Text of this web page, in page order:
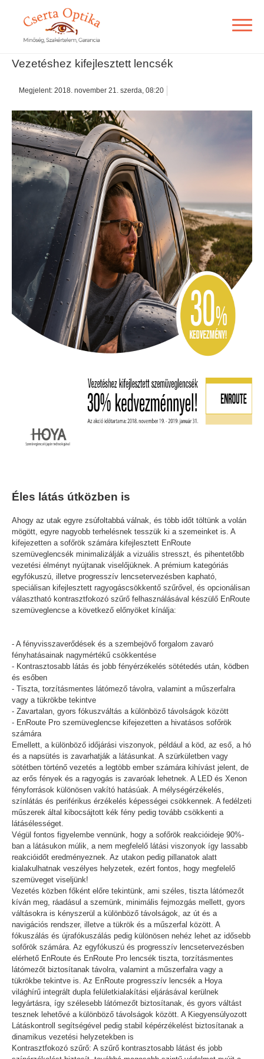
Vezetéshez kifejlesztett lencsék
Megjelent: 2018. november 21. szerda, 08:20
Éles látás útközben is
Ahogy az utak egyre zsúfoltabbá válnak, és több időt töltünk a volán
mögött, egyre nagyobb terhelésnek tesszük ki a szemeinket is. A
kifejezetten a sofőrök számára kifejlesztett EnRoute
szemüveglencsék minimalizálják a vizuális stresszt, és pihentetőbb
vezetési élményt nyújtanak viselőjüknek. A prémium kategóriás
egyfókuszú, illetve progresszív lencsetervezésben kapható,
speciálisan kifejlesztett ragyogáscsökkentő szűrővel, és opcionálisan
választható kontrasztfokozó szűrő felhasználásával készülő EnRoute
szemüveglencse a következő előnyöket kínálja:
- A fényvisszaverődések és a szembejövő forgalom zavaró
fényhatásainak nagymértékű csökkentése
- Kontrasztosabb látás és jobb fényérzékelés sötétedés után, ködben
és esőben
- Tiszta, torzításmentes látómező távolra, valamint a műszerfalra
vagy a tükrökbe tekintve
- Zavartalan, gyors fókuszváltás a különböző távolságok között
- EnRoute Pro szemüveglencse kifejezetten a hivatásos sofőrök
számára
Emellett, a különböző időjárási viszonyok, például a köd, az eső, a hó
és a napsütés is zavarhatják a látásunkat. A szürkületben vagy
sötétben történő vezetés a legtöbb ember számára kihívást jelent, de
az erős fények és a ragyogás is zavaróak lehetnek. A LED és Xenon
fényforrások különösen vakító hatásúak. A mélységérzékelés,
színlátás és periférikus érzékelés képességei csökkennek. A fedélzeti
műszerek által kibocsájtott kék fény pedig tovább csökkenti a
látásélességet.
Végül fontos figyelembe vennünk, hogy a sofőrök reakcióideje 90%-
ban a látásukon múlik, a nem megfelelő látási viszonyok így lassabb
reakcióidőt eredményeznek. Az utakon pedig pillanatok alatt
kialakulhatnak veszélyes helyzetek, ezért fontos, hogy megfelelő
szemüveget viseljünk!
Vezetés közben főként előre tekintünk, ami széles, tiszta látómezőt
kíván meg, ráadásul a szemünk, minimális fejmozgás mellett, gyors
váltásokra is kényszerül a különböző távolságok, az út és a
navigációs rendszer, illetve a tükrök és a műszerfal között. A
fókuszálás és újrafókuszálás pedig különösen nehéz lehet az idősebb
sofőrök számára. Az egyfókuszú és progresszív lencsetervezésben
elérhető EnRoute és EnRoute Pro lencsék tiszta, torzításmentes
látómezőt biztosítanak távolra, valamint a műszerfalra vagy a
tükrökbe tekintve is. Az EnRoute progresszív lencsék a Hoya
világhírű integrált dupla felületkialakítási eljárásával kerülnek
legyártásra, így szélesebb látómezőt biztosítanak, és gyors váltást
tesznek lehetővé a különböző távolságok között. A Kiegyensúlyozott
Látáskontroll segítségével pedig stabil képérzékelést biztosítanak a
dinamikus vezetési helyzetekben is
Kontrasztfokozó szűrő: A szűrő kontrasztosabb látást és jobb